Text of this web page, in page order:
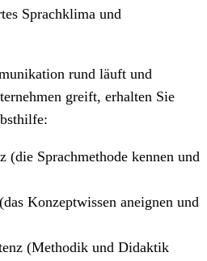
Sprachklima und
rund läuft und
greift, erhalten Sie
(die Sprachmethode kennen und
Konzeptwissen aneignen und
(Methodik und Didaktik